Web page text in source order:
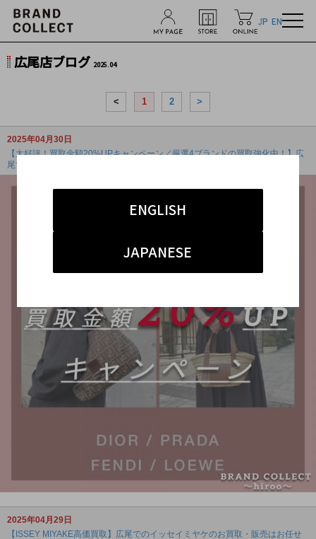
JP EN
ENGLISH
JAPANESE
広尾店ブログ 2025.04
< 1 2 >
2025年04月30日
【大好評！買取金額20%UPキャンペーン／厳選4ブランドの買取強化中！】広
尾でのブ...
2025年04月29日
【ISSEY MIYAKE高価買取】広尾でのイッセイミヤケのお買取・販売はお任せ